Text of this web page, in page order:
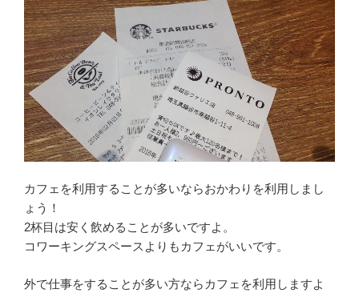
カフェを利用することが多いならおかわりを利用しまし
ょう！
2杯目は安く飲めることが多いですよ。
コワーキングスペースよりもカフェがいいです。
外で仕事をすることが多い方ならカフェを利用しますよ